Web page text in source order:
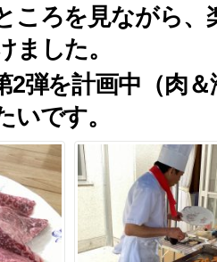
ころを見ながら、
ました。
弾を計画中（肉＆
いです。